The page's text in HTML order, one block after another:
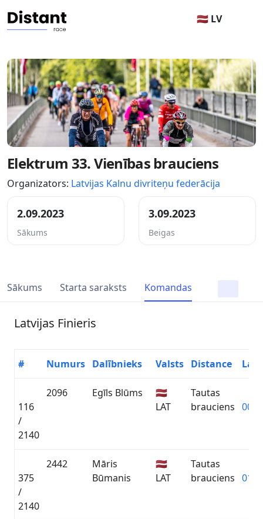
🇱🇻 LV
Elektrum 33. Vienības brauciens
Organizators: Latvijas Kalnu divriteņu federācija
2.09.2023
Sākums
3.09.2023
Beigas
Sākums Starta saraksts Komandas
Latvijas Finieris
# Numurs Dalībnieks Valsts Distance
116
/
2140
2096 Egīls Blūms
🇱🇻
LAT
Tautas
brauciens
375
/
2140
2442
Māris
Būmanis
🇱🇻
LAT
Tautas
brauciens